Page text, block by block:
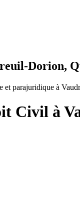
Dorion,
parajuridique à
Civil à